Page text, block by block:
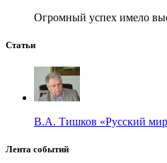
Огромный успех имело
Статьи
В.А. Тишков «Русский
Лента событий